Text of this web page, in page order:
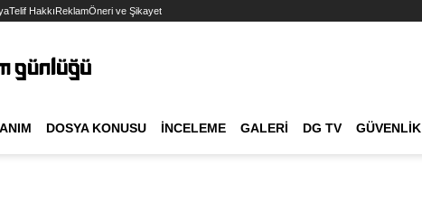
Telif HakkıReklamÖneri ve Şikayet
DOSYA KONUSU İNCELEME GALERI DG TV GÜVENLIK